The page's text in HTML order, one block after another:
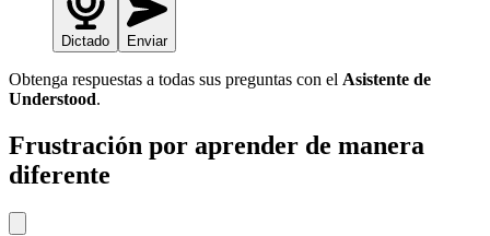
Dictado Enviar
Obtenga respuestas a todas sus preguntas con el Asistente de
Understood.
Frustración por aprender de manera
diferente